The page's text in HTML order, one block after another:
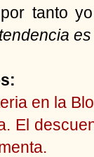
tanto
en la
El